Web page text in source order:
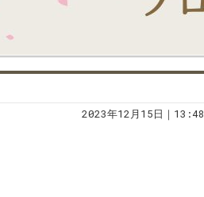
2023年12月15日｜13:48